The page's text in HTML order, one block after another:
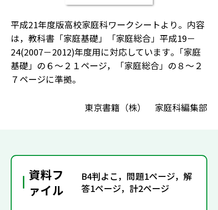
平成21年度版高校家庭科ワークシートより。内容
は，教科書「家庭基礎」「家庭総合」平成19－
24(2007－2012)年度用に対応しています｡「家庭
基礎」の６～２１ページ，「家庭総合」の８～２
７ページに準拠。
東京書籍（株） 家庭科編集部
資料フ
ァイル
B4判よこ，問題1ページ，解
答1ページ，計2ページ